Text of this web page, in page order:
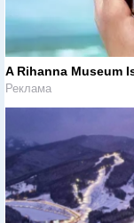
A Rihanna Museum
Реклама